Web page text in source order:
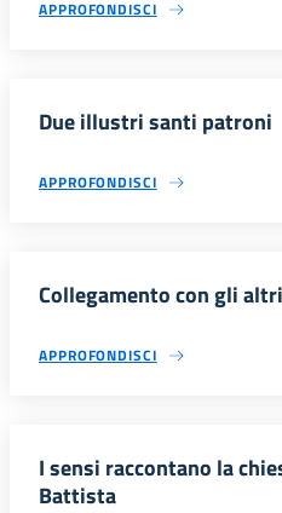
APPROFONDISCI
Due illustri santi patroni
APPROFONDISCI
Collegamento con gli
APPROFONDISCI
I sensi raccontano la
Battista